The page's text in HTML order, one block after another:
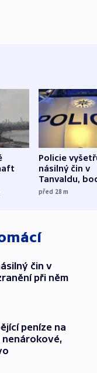
Policie
násilný čin v
Tanvaldu,
zranění při
před 28m
čin v
při něm
peníze na
nenárokové,